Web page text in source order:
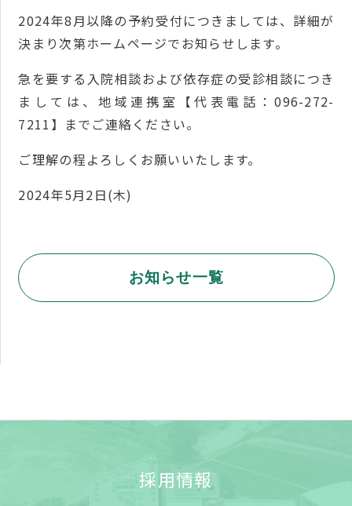
2024年8月以降の予約受付につきましては、詳細が
決まり次第ホームページでお知らせします。
急を要する入院相談および依存症の受診相談につき
ましては、地域連携室【代表電話：096-272-
7211】までご連絡ください。
ご理解の程よろしくお願いいたします。
2024年5月2日(木)
お知らせ一覧
採用情報